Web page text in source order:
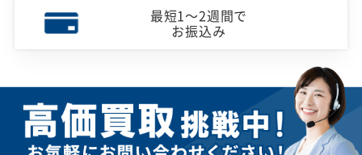
最短1～2週間で
お振込み